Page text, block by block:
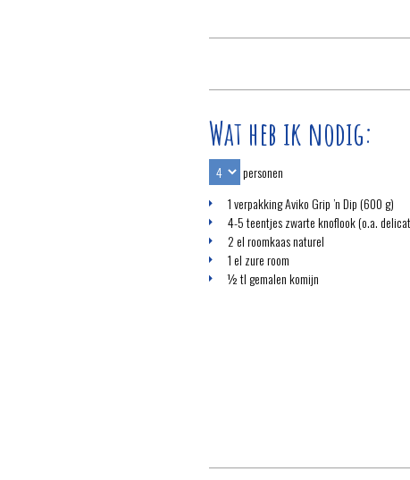
Wat heb ik nodig:
personen
1 verpakking Aviko Grip ’n Dip (600 g)
4-5 teentjes zwarte knoflook (o.a.
2 el roomkaas naturel
1 el zure room
½ tl gemalen komijn